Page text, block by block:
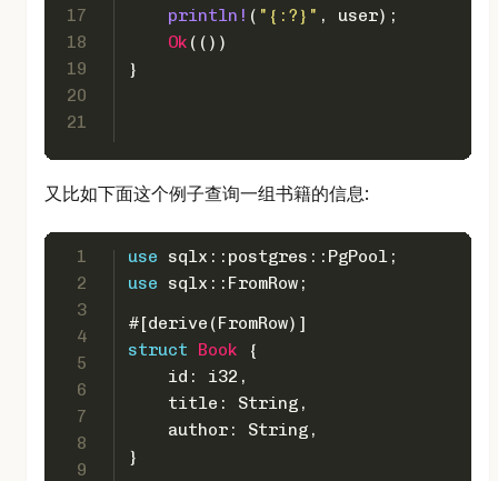
17
18
19
20
21
println! ( "{:?}" , user);
Ok (())
}
又比如下面这个例子查询一组书籍的信息:
1
2
3
4
5
6
7
8
9
use sqlx::postgres::PgPool;
use sqlx::FromRow;
#[derive(FromRow)]
struct
Book {
    id:
i32 ,
    title:
String ,
    author:
String ,
}